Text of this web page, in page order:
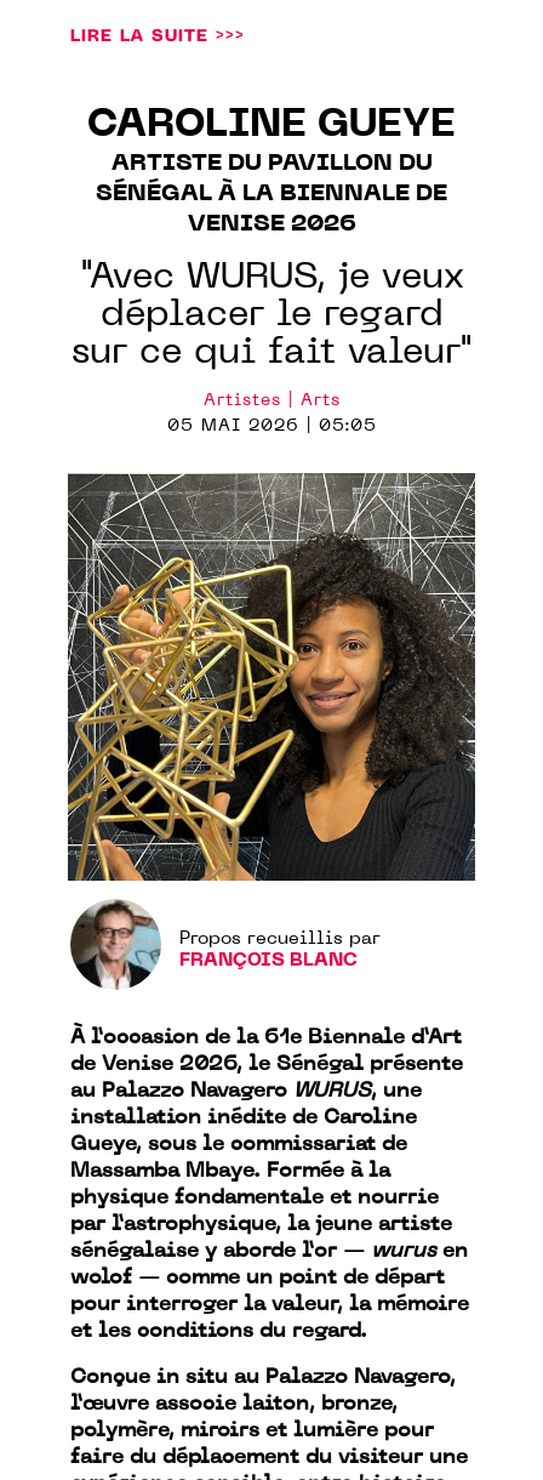
LIRE LA SUITE >>>
CAROLINE GUEYE
ARTISTE DU PAVILLON DU
SÉNÉGAL À LA BIENNALE DE
VENISE 2026
"Avec WURUS, je veux
déplacer le regard
sur ce qui fait valeur"
Artistes | Arts
05 MAI 2026 | 05:05
Propos recueillis par
FRANÇOIS BLANC
À l’occasion de la 61e Biennale d’Art
de Venise 2026, le Sénégal présente
au Palazzo Navagero WURUS, une
installation inédite de Caroline
Gueye, sous le commissariat de
Massamba Mbaye. Formée à la
physique fondamentale et nourrie
par l’astrophysique, la jeune artiste
sénégalaise y aborde l’or — wurusen
wolof — comme un point de départ
pour interroger la valeur, la mémoire
et les conditions du regard.
Conçue in situ au Palazzo Navagero,
l’œuvre associe laiton, bronze,
polymère, miroirs et lumière pour
faire du déplacement du visiteur une